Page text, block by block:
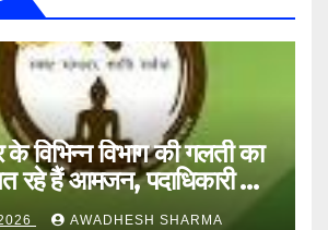
के विभिन्न विभाग की गलती का
रहे हैं आमजन, पदाधिकारी और
AWADHESH SHARMA